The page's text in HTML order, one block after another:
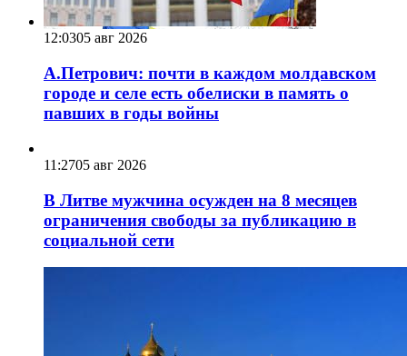
12:0305 авг 2026
А.Петрович: почти в каждом молдавском
городе и селе есть обелиски в память о
павших в годы войны
11:2705 авг 2026
В Литве мужчина осужден на 8 месяцев
ограничения свободы за публикацию в
социальной сети